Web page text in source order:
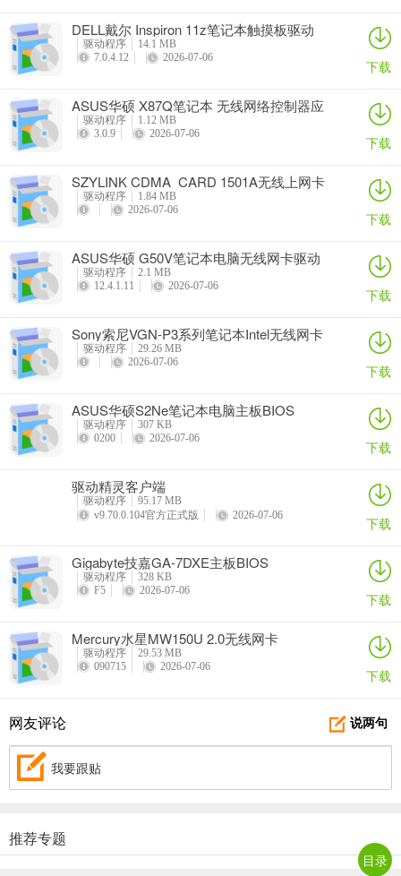
DELL戴尔 Inspiron 11z笔记本触摸板驱动
驱动程序
14.1 MB
7.0.4.12
2026-07-06 下载
ASUS华硕 X87Q笔记本 无线网络控制器应
用程序
驱动程序
1.12 MB
3.0.9
2026-07-06 下载
SZYLINK CDMA_CARD 1501A无线上网卡
驱动程序
1.84 MB
2026-07-06
下载
ASUS华硕 G50V笔记本电脑无线网卡驱动
驱动程序
2.1 MB
12.4.1.11
2026-07-06 下载
Sony索尼VGN-P3系列笔记本Intel无线网卡
驱动
驱动程序
29.26 MB
2026-07-06
下载
ASUS华硕S2Ne笔记本电脑主板BIOS
驱动程序
307 KB
0200
2026-07-06 下载
驱动精灵客户端
驱动程序
95.17 MB
v9.70.0.104官方正式版
2026-07-06 下载
Gigabyte技嘉GA-7DXE主板BIOS
驱动程序
328 KB
F5
2026-07-06 下载
Mercury水星MW150U 2.0无线网卡
驱动程序
29.53 MB
090715
2026-07-06 下载
说两句
网友评论
我要跟贴
推荐专题
目录